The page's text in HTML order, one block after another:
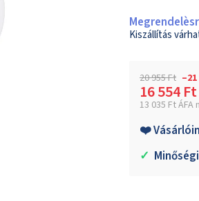
értékelése
5-
csillag.
20 955 Ft
16 554 Ft
13 035 Ft ÁFA
❤️
✓